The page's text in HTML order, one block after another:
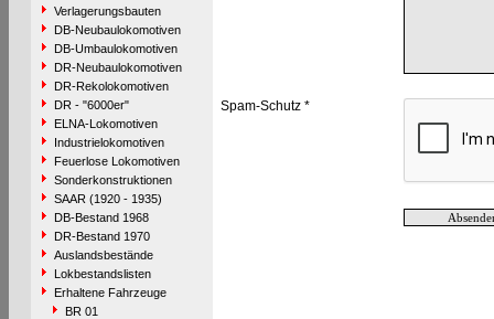
Verlagerungsbauten
DB-Neubaulokomotiven
DB-Umbaulokomotiven
DR-Neubaulokomotiven
DR-Rekolokomotiven
DR - "6000er"
ELNA-Lokomotiven
Industrielokomotiven
Feuerlose Lokomotiven
Sonderkonstruktionen
SAAR (1920 - 1935)
DB-Bestand 1968
DR-Bestand 1970
Auslandsbestände
Lokbestandslisten
Erhaltene Fahrzeuge
BR 01
Spam-Schutz *